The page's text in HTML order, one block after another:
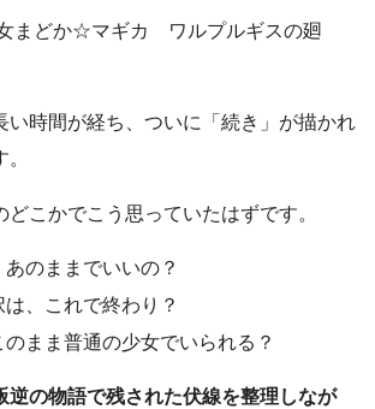
女まどか☆マギカ ワルプルギスの廻
い時間が経ち、ついに「続き」が描かれ
どこかでこう思っていたはずです。
のままでいいの？
、これで終わり？
のまま普通の少女でいられる？
逆の物語で残された伏線を整理しなが